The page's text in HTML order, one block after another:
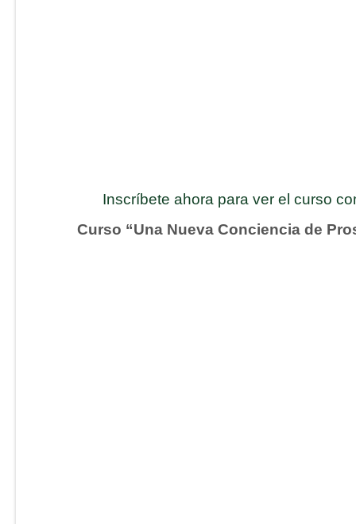
Inscríbete ahora para ver el curso
Curso “Una Nueva Conciencia de